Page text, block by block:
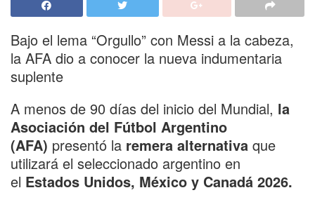
Bajo el lema “Orgullo” con Messi a la cabeza,
la AFA dio a conocer la nueva indumentaria
suplente
A menos de 90 días del inicio del Mundial, la
Asociación del Fútbol Argentino
(AFA) presentó la remera alternativa que
utilizará el seleccionado argentino en
el Estados Unidos, México y Canadá 2026.